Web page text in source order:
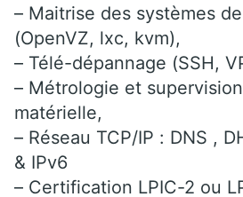
– Maitrise des systèmes
(OpenVZ, lxc, kvm),
– Télé-dépannage (SSH,
– Métrologie et
matérielle,
– Réseau TCP/IP : DNS ,
& IPv6
– Certification LPIC-2 ou